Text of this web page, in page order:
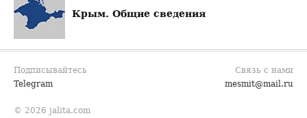
Крым. Общие сведения
Подписывайтесь
Telegram
Связь с нами
mesmit@mail.ru
© 2026 jalita.com